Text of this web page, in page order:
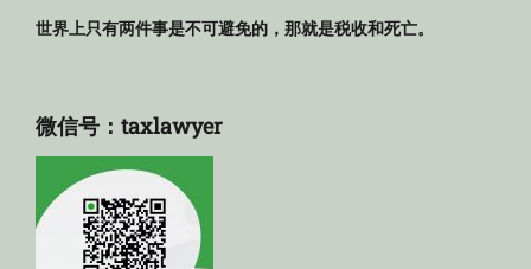
世界上只有两件事是不可避免的，那就是税收和死亡。
微信号：taxlawyer